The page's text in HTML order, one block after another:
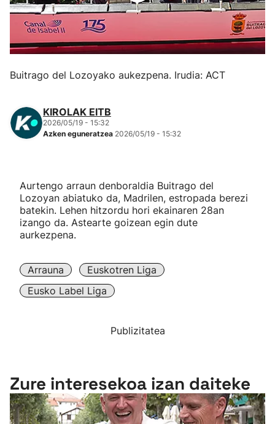
Herri-kirolak
Eskubaloia
Atletismoa
Kirol gehiago
"Helmuga"
Buitrago del Lozoyako aukezpena. Irudia: ACT
KIROLAK EITB
2026/05/19 - 15:32
Azken eguneratzea 2026/05/19 - 15:32
Aurtengo arraun denboraldia Buitrago del
Lozoyan abiatuko da, Madrilen, estropada berezi
batekin. Lehen hitzordu hori ekainaren 28an
izango da. Astearte goizean egin dute
aurkezpena.
Arrauna
Euskotren Liga
Eusko Label Liga
Publizitatea
Zure interesekoa izan daiteke